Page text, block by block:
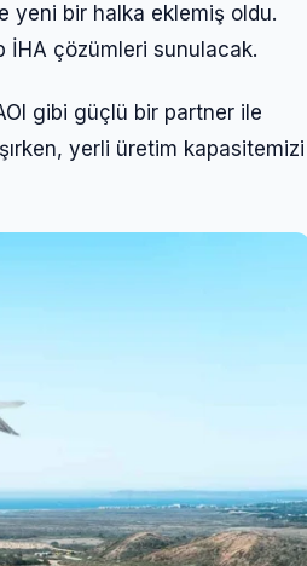
yeni bir halka eklemiş oldu.
İHA çözümleri sunulacak.
gibi güçlü bir partner ile
yerli üretim kapasitemizi